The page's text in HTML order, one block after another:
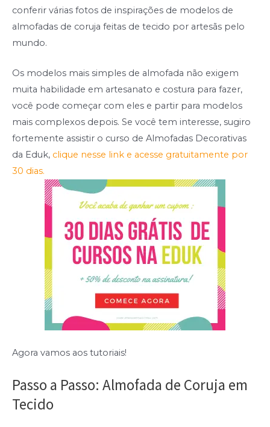
conferir várias fotos de inspirações de modelos de
almofadas de coruja feitas de tecido por artesãs pelo
mundo.
Os modelos mais simples de almofada não exigem
muita habilidade em artesanato e costura para fazer,
você pode começar com eles e partir para modelos
mais complexos depois. Se você tem interesse, sugiro
fortemente assistir o curso de Almofadas Decorativas
da Eduk, clique nesse link e acesse gratuitamente por
30 dias.
Agora vamos aos tutoriais!
Passo a Passo: Almofada de Coruja em
Tecido